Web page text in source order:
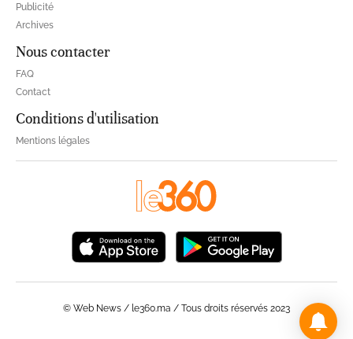
Publicité
Archives
Nous contacter
FAQ
Contact
Conditions d'utilisation
Mentions légales
© Web News / le360.ma / Tous droits réservés 2023